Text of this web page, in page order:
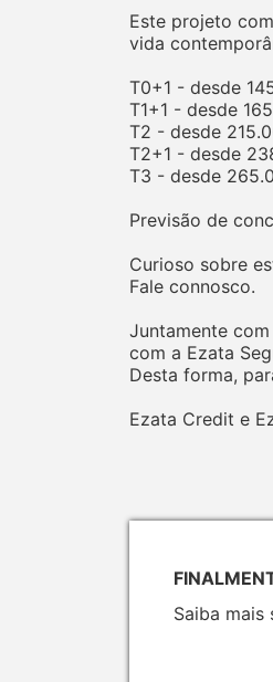
Este projeto
vida
T0+1 - desde
T1+1 - desde
T2 - desde
T2+1 - desde
T3 - desde
Previsão de
Curioso sobre
Fale connosco.
Juntamente
com a Ezata
Desta forma,
Ezata Credit e
Saiba mais